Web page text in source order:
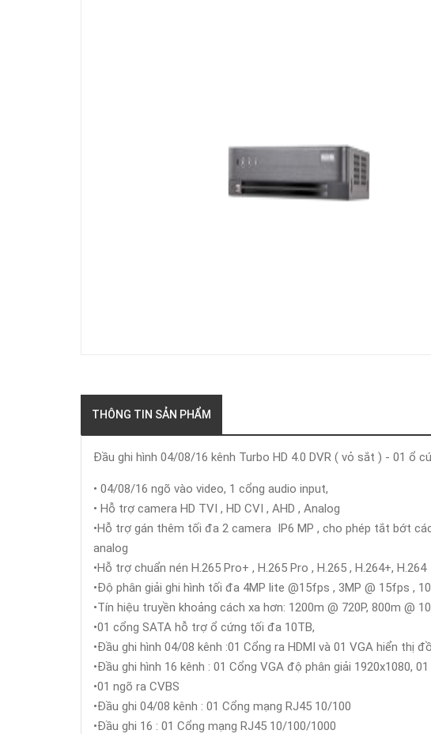
THÔNG TIN SẢN PHẨM
Đầu ghi hình 04/08/16 kênh Turbo HD 4.0 DVR ( vỏ sắt ) - 01 ổ
• 04/08/16 ngõ vào video, 1 cổng audio input,
• Hỗ trợ camera HD TVI , HD CVI , AHD , Analog
•Hỗ trợ gán thêm tối đa 2 camera IP6 MP , cho phép tắt bớt
analog
•Hỗ trợ chuẩn nén H.265 Pro+ , H.265 Pro , H.265 , H.264+, H.264
•Độ phân giải ghi hình tối đa 4MP lite @15fps , 3MP @ 15fps ,
•Tín hiệu truyền khoảng cách xa hơn: 1200m @ 720P, 800m @
•01 cổng SATA hỗ trợ ổ cứng tối đa 10TB,
•Đầu ghi hình 04/08 kênh :01 Cổng ra HDMI và 01 VGA hiển thị
•Đầu ghi hình 16 kênh : 01 Cổng VGA độ phân giải 1920x1080,
•01 ngõ ra CVBS
•Đầu ghi 04/08 kênh : 01 Cổng mạng RJ45 10/100
•Đầu ghi 16 : 01 Cổng mạng RJ45 10/100/1000